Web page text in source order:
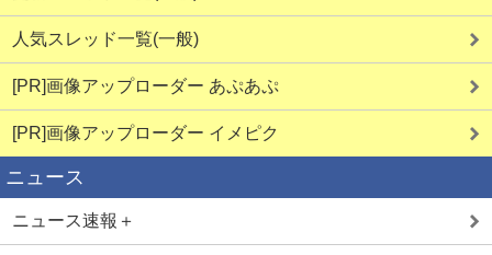
人気スレッド一覧(一般)
[PR]画像アップローダー あぷあぷ
[PR]画像アップローダー イメピク
ニュース
ニュース速報＋